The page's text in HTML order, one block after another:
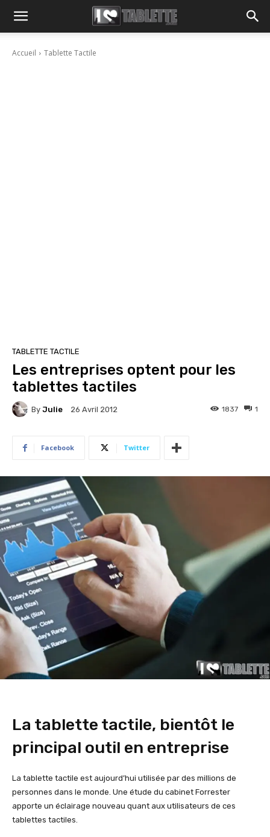
Accueil Tablette Tactile
TABLETTE TACTILE
Les entreprises optent pour les
tablettes tactiles
By Julie 26 Avril 2012 1
1837
Facebook Twitter
La tablette tactile, bientôt le
principal outil en entreprise
La tablette tactile est aujourd’hui utilisée par des millions de
personnes dans le monde. Une étude du cabinet Forrester
apporte un éclairage nouveau quant aux utilisateurs de ces
tablettes tactiles.